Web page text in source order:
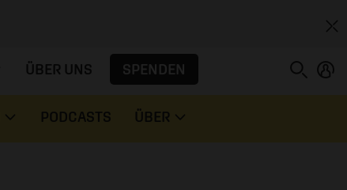
ÜBER UNS SPENDEN
PODCASTS ÜBER